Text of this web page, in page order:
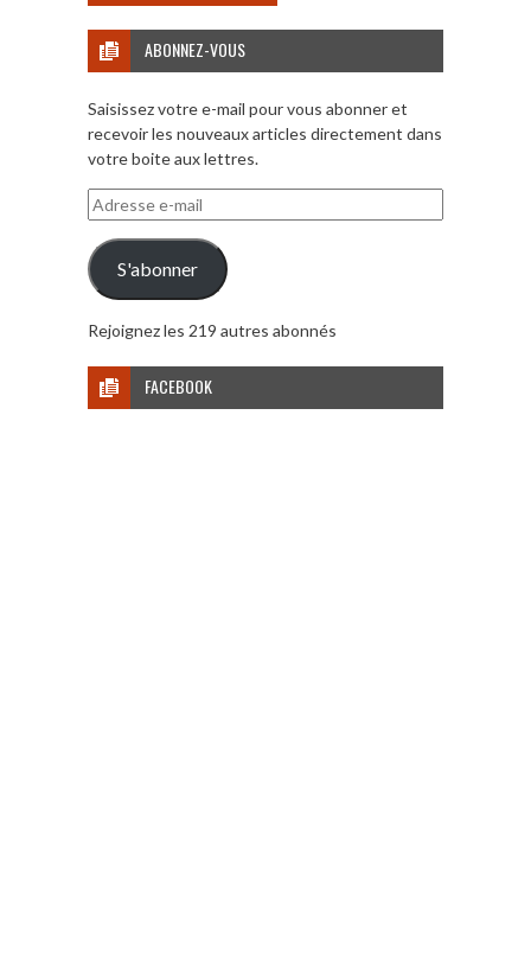
ABONNEZ-VOUS
Saisissez votre e-mail pour vous abonner et
recevoir les nouveaux articles directement dans
votre boite aux lettres.
Adresse
e-
mail
S'abonner
Rejoignez les 219 autres abonnés
FACEBOOK